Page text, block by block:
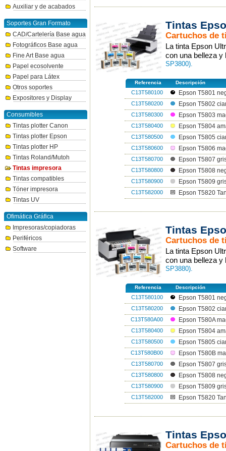
Auxiliar y de acabados
Soportes Gran Formato
CAD/Cartelería Base agua
Fotográficos Base agua
Fine Art Base agua
Papel ecosolvente
Papel para Látex
Otros soportes
Expositores y Display
Consumibles
Tintas plotter Canon
Tintas plotter Epson
Tintas plotter HP
Tintas Roland/Mutoh
Tintas impresora
Tintas compatibles
Tóner impresora
Tintas UV
Ofimática Gráfica
Impresoras/copiadoras
Periféricos
Software
Tintas
Cartuchos de
La tinta Epson
con una belleza
SP3800).
Referencia Descripción
C13T580100 Epson T5801
C13T580200 Epson T5802
C13T580300 Epson T5803
C13T580400 Epson T5804
C13T580500 Epson T5805
C13T580600 Epson T5806
C13T580700 Epson T5807
C13T580800 Epson T5808
C13T580900 Epson T5809
C13T582000 Epson T5820
Tintas
Cartuchos de
La tinta Epson
con una belleza
SP3880).
Referencia Descripción
C13T580100 Epson T5801
C13T580200 Epson T5802
C13T580A00 Epson T580A
C13T580400 Epson T5804
C13T580500 Epson T5805
C13T580B00 Epson T580B
C13T580700 Epson T5807
C13T580800 Epson T5808
C13T580900 Epson T5809
C13T582000 Epson T5820
Tintas
Cartuchos de